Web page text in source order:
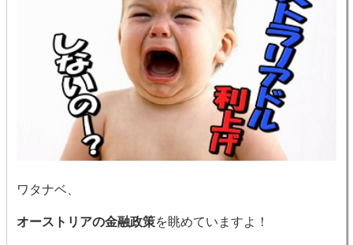
ワタナベ、
オーストリアの金融政策を眺めていますよ！